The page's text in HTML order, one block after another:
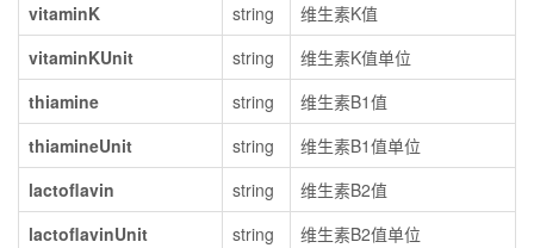
vitaminK
string
维生素K值
vitaminKUnit
string
维生素K值单位
thiamine
string
维生素B1值
thiamineUnit
string
维生素B1值单位
lactoflavin
string
维生素B2值
lactoflavinUnit
string
维生素B2值单位